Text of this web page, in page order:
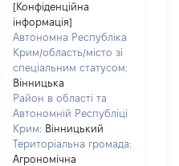
[Конфіденційна
інформація]
Автономна Республіка
Крим/область/місто зі
спеціальним статусом:
Вінницька
Район в області та
Автономній Республіці
Крим: Вінницький
Територіальна громада:
Агрономічна